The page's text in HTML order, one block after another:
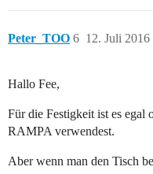
Peter_TOO 12. Juli 2016
6
Hallo Fee,
Für die Festigkeit ist es egal
RAMPA verwendest.
Aber wenn man den Tisch